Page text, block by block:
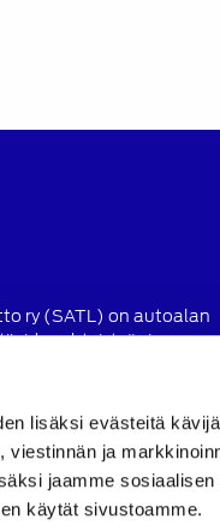
lisäksi evästeitä
viestinnän ja
jaamme sosiaalisen
käytät sivustoamme.
ry (SATL) on autoalan
yhteistyö- ja
koko autoalan